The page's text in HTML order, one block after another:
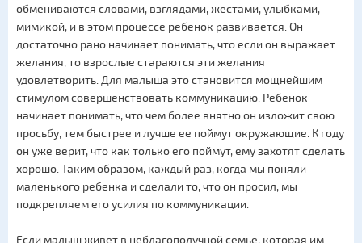
обмениваются словами, взглядами, жестами, улыбками,
мимикой, и в этом процессе ребенок развивается. Он
достаточно рано начинает понимать, что если он выражает
желания, то взрослые стараются эти желания
удовлетворить. Для малыша это становится мощнейшим
стимулом совершенствовать коммуникацию. Ребенок
начинает понимать, что чем более внятно он изложит свою
просьбу, тем быстрее и лучше ее поймут окружающие. К году
он уже верит, что как только его поймут, ему захотят сделать
хорошо. Таким образом, каждый раз, когда мы поняли
маленького ребенка и сделали то, что он просил, мы
подкрепляем его усилия по коммуникации.